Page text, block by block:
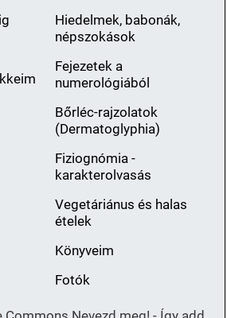
Hiedelmek, babonák,
népszokások
Fejezetek a
numerológiából
Bőrléc-rajzolatok
(Dermatoglyphia)
Fiziognómia -
karakterolvasás
Vegetáriánus és halas
ételek
Könyveim
Fotók